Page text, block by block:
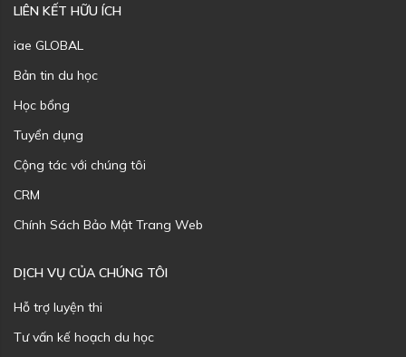
LIÊN KẾT HỮU ÍCH
iae GLOBAL
Bản tin du học
Học bổng
Tuyển dụng
Cộng tác với chúng tôi
CRM
Chính Sách Bảo Mật Trang Web
DỊCH VỤ CỦA CHÚNG TÔI
Hỗ trợ luyện thi
Tư vấn kế hoạch du học